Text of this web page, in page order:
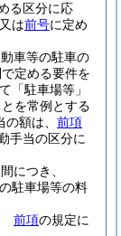
る区分に応
は前号に定め
車等の駐車の
定める要件を
「駐車場等」
を常例とする
額は、 前項
手当の区分に
につき、
駐車場等の料
前項の規定に